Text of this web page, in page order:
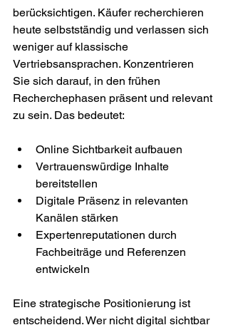
berücksichtigen. Käufer recherchieren
heute selbstständig und verlassen sich
weniger auf klassische
Vertriebsansprachen. Konzentrieren
Sie sich darauf, in den frühen
Recherchephasen präsent und relevant
zu sein. Das bedeutet:
Online Sichtbarkeit aufbauen
Vertrauenswürdige Inhalte
bereitstellen
Digitale Präsenz in relevanten
Kanälen stärken
Expertenreputationen durch
Fachbeiträge und Referenzen
entwickeln
Eine strategische Positionierung ist
entscheidend. Wer nicht digital sichtbar